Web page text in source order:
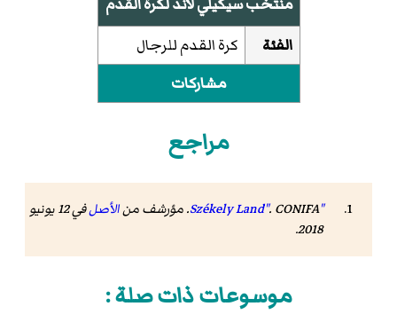
منتخب سيكيلي لاند لكرة القدم
الفئة
كرة القدم للرجال
مشاركات
مراجع
"Székely Land"
. CONIFA . مؤرشف منالأصل
في 12 يونيو
2018
.
موسوعات ذات صلة :